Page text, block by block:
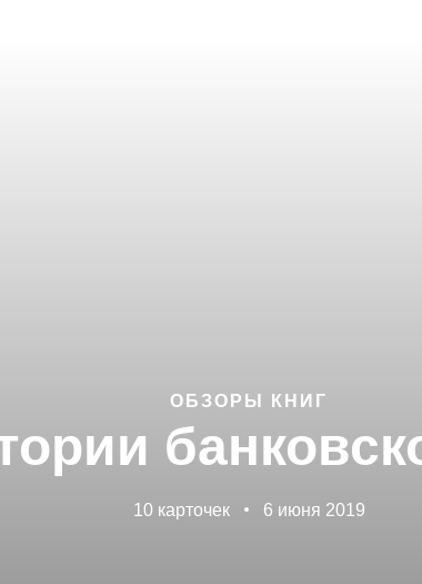
ОБЗОРЫ КНИГ
10 карточек 6 июня 2019